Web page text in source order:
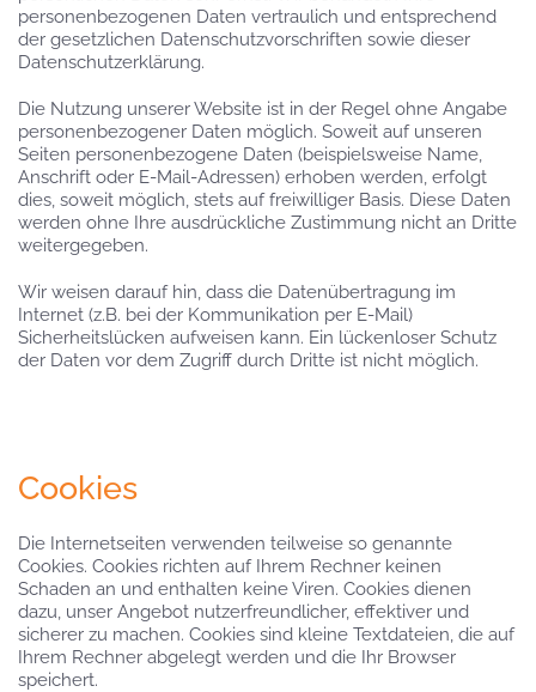
personenbezogenen Daten vertraulich und entsprechend
der gesetzlichen Datenschutzvorschriften sowie dieser
Datenschutzerklärung.
Die Nutzung unserer Website ist in der Regel ohne Angabe
personenbezogener Daten möglich. Soweit auf unseren
Seiten personenbezogene Daten (beispielsweise Name,
Anschrift oder E-Mail-Adressen) erhoben werden, erfolgt
dies, soweit möglich, stets auf freiwilliger Basis. Diese Daten
werden ohne Ihre ausdrückliche Zustimmung nicht an Dritte
weitergegeben.
Wir weisen darauf hin, dass die Datenübertragung im
Internet (z.B. bei der Kommunikation per E-Mail)
Sicherheitslücken aufweisen kann. Ein lückenloser Schutz
der Daten vor dem Zugriff durch Dritte ist nicht möglich.
Cookies
Die Internetseiten verwenden teilweise so genannte
Cookies. Cookies richten auf Ihrem Rechner keinen
Schaden an und enthalten keine Viren. Cookies dienen
dazu, unser Angebot nutzerfreundlicher, effektiver und
sicherer zu machen. Cookies sind kleine Textdateien, die auf
Ihrem Rechner abgelegt werden und die Ihr Browser
speichert.